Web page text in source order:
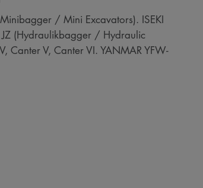
/ Mini Excavators). ISEKI
JZ (Hydraulikbagger / Hydraulic
Canter V, Canter VI. YANMAR YFW-